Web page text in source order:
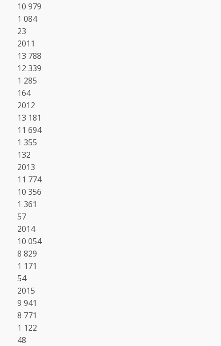
10 979
1 084
23
2011
13 788
12 339
1 285
164
2012
13 181
11 694
1 355
132
2013
11 774
10 356
1 361
57
2014
10 054
8 829
1 171
54
2015
9 941
8 771
1 122
48